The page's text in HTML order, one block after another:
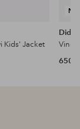
Kids' Jacket
650